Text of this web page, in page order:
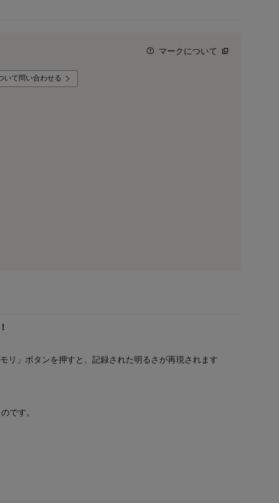
マークについて
いて問い合わせる
リ」ボタンを押すと、記録された明るさが再現されます
です。